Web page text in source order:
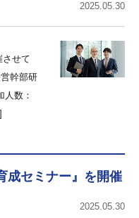
2025.05.30
させて
幹部研
数：
成セミナー』を開催
2025.05.30